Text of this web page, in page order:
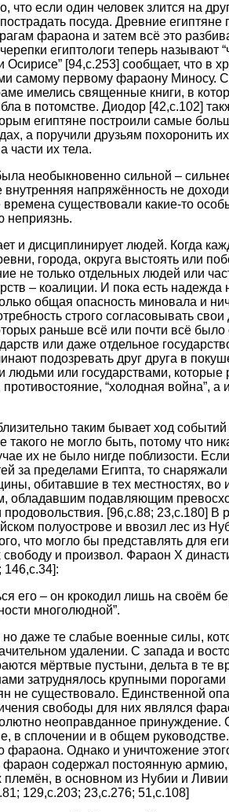
если один человек злится на
посуда. Древние египтяне
фараона и затем всё это
египтологи теперь называют
Осирисе” [94,c.253] сообщает, что в
сaмому первому фараону Миносу.
имелись священные книги, в
в потомстве. Диодор [42,c.102]
египтяне построили самые
а поручили друзьям похоронить
части их тела.
необыкновенно сильной –
напряжённость не
существовали какие-то
неприязнь.
и дисциплинирует людей. Когда
города, округа выстоять или
не только отдельных людей или
– коалиции. И пока есть надежда
общая опасность миновала и
строго согласовывать свои
раньше всё или почти всё
или даже отдельное
подозревать друг друга в
или государствами, которые
“холодная война”, а
таким бывает ход событий
не могло быть, потому что
их не было нигде поблизости.
за пределами Египта, то снаряжали
обитавшие в тех местностях, во
обладавшим подавляющим
[96,c.88; 23,с.180] В
полуострове и ввозил лес из
что могло бы представлять для
свободу и произвол. Фараон Х
его – он крокодил лишь на своём
многолюдной”.
даже те слабые военные силы,
удалении. С запада и
мёртвые пустыни, дельта в те
затруднялось крупными порогами
не существовало. Единственной
свободы для них являлся
неоправданное принуждение.
в сплочении и в общем
фараона. Однако и уничтожение
содержал постоянную армию,
в основном из Нубии и
129,с.203; 23,с.276; 51,с.108]